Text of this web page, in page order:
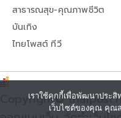
สาธารณสุข-คุณภาพชีวิต
บันเทิง
ไทยโพสต์ ทีวี
Copyright©
เราใช้คุกกี้เพื่อพัฒนาประ
เว็บไซต์ของคุณ คุณ